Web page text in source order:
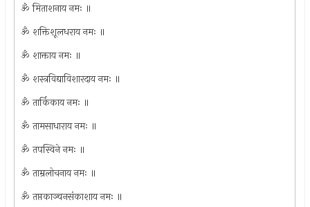
ॐ मिताशनाय नमः ॥
ॐ शक्तिशूलधराय नमः ॥
ॐ शाक्ताय नमः ॥
ॐ शस्त्रविद्याविशारदाय नमः ॥
ॐ तार्किकाय नमः ॥
ॐ तामसाधाराय नमः ॥
ॐ तपस्विने नमः ॥
ॐ ताम्रलोचनाय नमः ॥
ॐ तप्तकाञ्चनसंकाशाय नमः ॥